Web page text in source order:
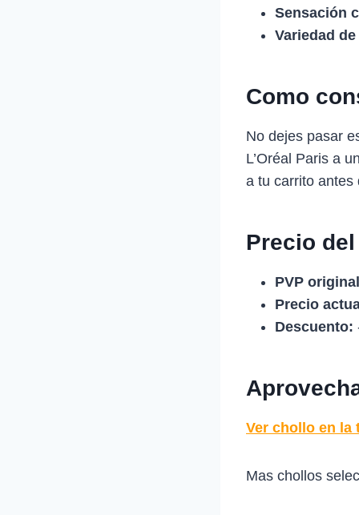
Sensación
Variedad
Como
No dejes pasar
L’Oréal Paris a
a tu carrito antes
Precio
PVP
Precio
Descuento:
Ver chollo en la
Mas chollos